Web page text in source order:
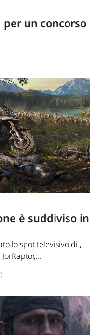
per un concorso
è suddiviso in
lo spot televisivo di ,